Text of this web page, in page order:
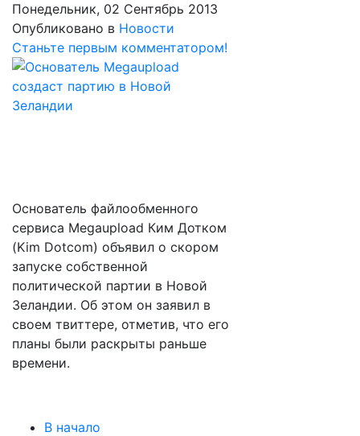
Понедельник, 02 Сентябрь 2013
Опубликовано в Новости
Станьте первым комментатором!
Основатель файлообменного
сервиса Megaupload Ким Дотком
(Kim Dotcom) объявил о скором
запуске собственной
политической партии в Новой
Зеландии. Об этом он заявил в
своем твиттере, отметив, что его
планы были раскрыты раньше
времени.
В начало